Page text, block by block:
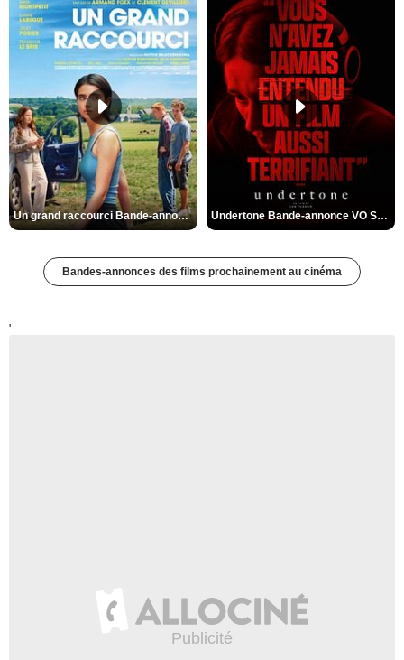
Un grand raccourci Bande-annonce VF Undertone Bande-annonce VO STFR
Bandes-annonces des films prochainement au cinéma
'